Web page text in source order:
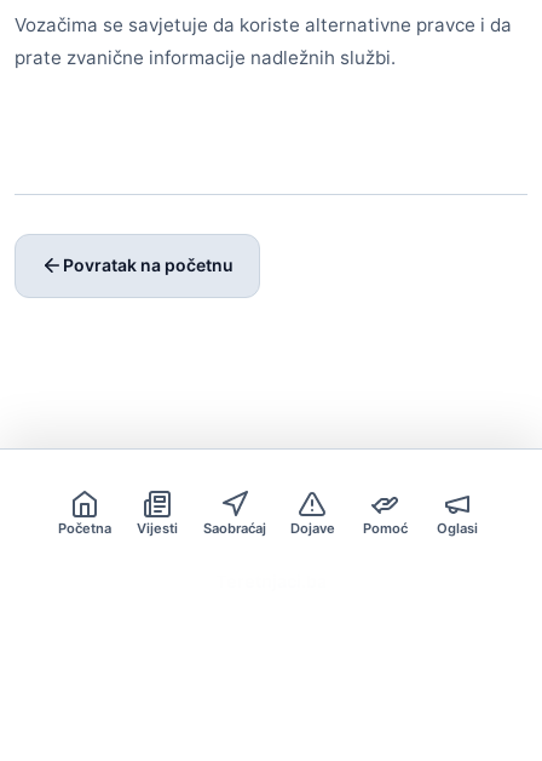
Početna Vijesti Saobraćaj Dojave Pomoć Oglasi
Vozačima se savjetuje da koriste alternativne pravce i da
prate zvanične informacije nadležnih službi.
Povratak na početnu